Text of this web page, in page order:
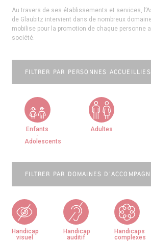
Au travers de ses établissements et services,
de Glaubitz intervient dans de nombreux
mobilise pour la promotion de chaque personne
société.
FILTRER PAR PERSONNES ACCUEILLIES
Enfants
-
Adolescents
Adultes
FILTRER PAR DOMAINES
Handicap
visuel
Handicap
auditif
Handicaps
complexes